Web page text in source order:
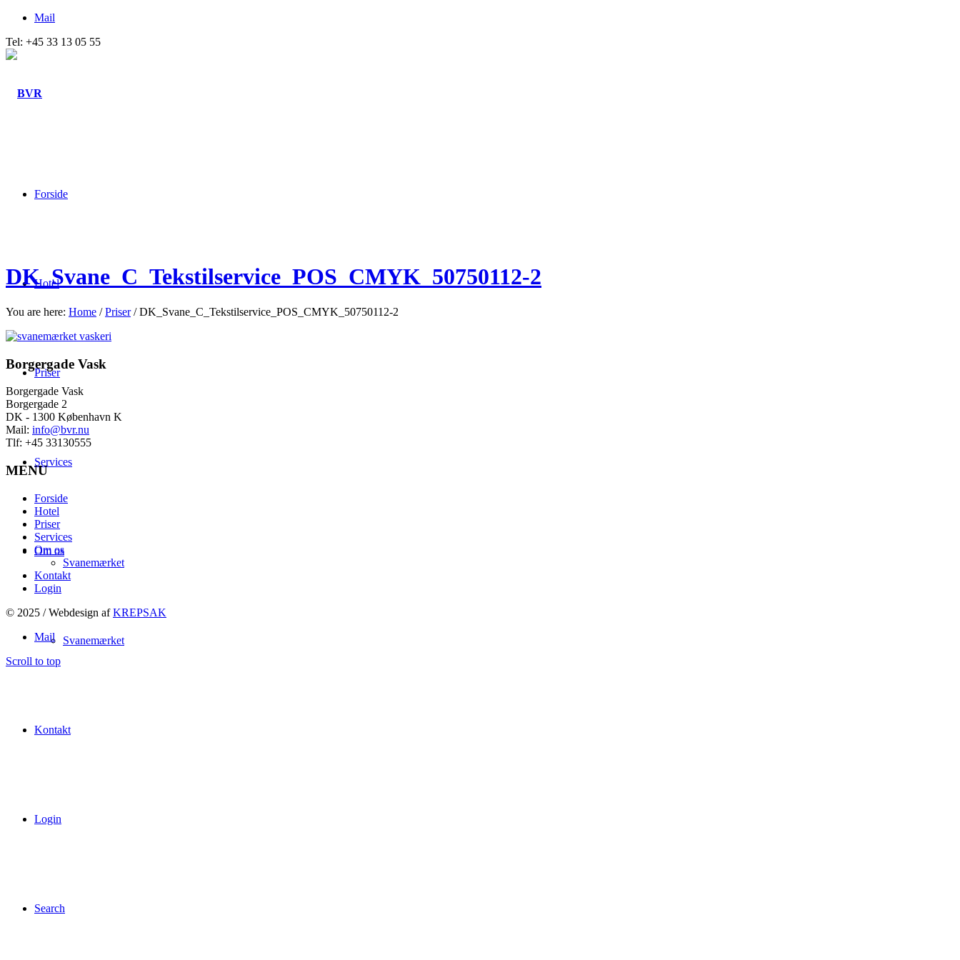
Mail
Tel: +45 33 13 05 55
Forside
Hotel
Priser
Services
Om os
Svanemærket
Kontakt
Login
Search
DK_Svane_C_Tekstilservice_POS_CMYK_50750112-2
You are here: Home / Priser / DK_Svane_C_Tekstilservice_POS_CMYK_50750112-2
Borgergade Vask
Borgergade Vask
Borgergade 2
DK - 1300 København K
Mail: info@bvr.nu
Tlf: +45 33130555
MENU
Forside
Hotel
Priser
Services
Om os
Svanemærket
Kontakt
Login
© 2025 / Webdesign afKREPSAK
Mail
Scroll to top